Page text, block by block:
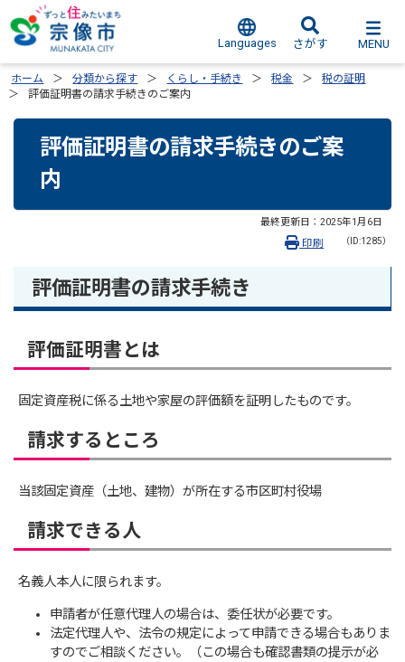
Languages さがす MENU
ホーム 分類から探す くらし・手続き 税金
税の証明
評価証明書の請求手続きのご案内
評価証明書の請求手続きのご案
内
最終更新日： 2025年1月6日
（ID:1285）
印刷
評価証明書の請求手続き
評価証明書とは
固定資産税に係る土地や家屋の評価額を証明したものです。
請求するところ
当該固定資産（土地、建物）が所在する市区町村役場
請求できる人
名義人本人に限られます。
申請者が任意代理人の場合は、委任状が必要です。
法定代理人や、法令の規定によって申請できる場合もありま
すのでご相談ください。（この場合も確認書類の提示が必